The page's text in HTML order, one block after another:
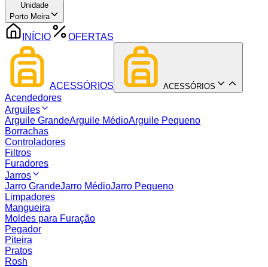
Unidade
Porto Meira
INÍCIO OFERTAS
ACESSÓRIOS ACESSÓRIOS
Acendedores
Arguiles
Arguile GrandeArguile MédioArguile Pequeno
Borrachas
Controladores
Filtros
Furadores
Jarros
Jarro GrandeJarro MédioJarro Pequeno
Limpadores
Mangueira
Moldes para Furação
Pegador
Piteira
Pratos
Rosh